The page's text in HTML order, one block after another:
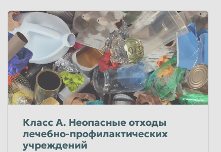
Класс А. Неопасные отходы
лечебно-профилактических
учреждений